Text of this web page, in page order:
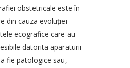
obstetricale este în
din cauza evoluţiei
ecografice care au
datoritã aparaturii
fie patologice sau,